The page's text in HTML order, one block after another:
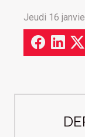
Jeudi 16